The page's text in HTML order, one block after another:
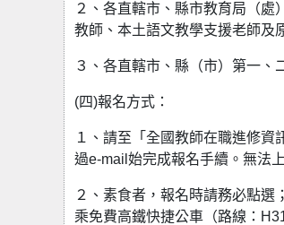
２、各直轄市、縣市教育局（
教師、本土語文教學支援老師及
３、各直轄市、縣（市）第一、
(四)報名方式：
１、請至「全國教師在職進修
過e-mail始完成報名手續。無法
２、素食者，報名時請務必點
乘免費高鐵快捷公車（路線：